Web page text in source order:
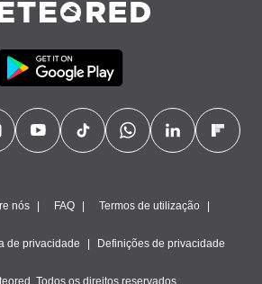
nós FAQ Termos de utilização
de privacidade Definições de privacidade
Todos os direitos reservados